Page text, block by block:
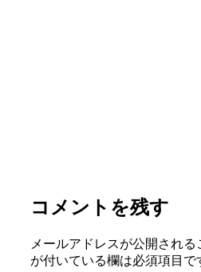
コメントを残す
メールアドレスが公開される
が付いている欄は必須項目で